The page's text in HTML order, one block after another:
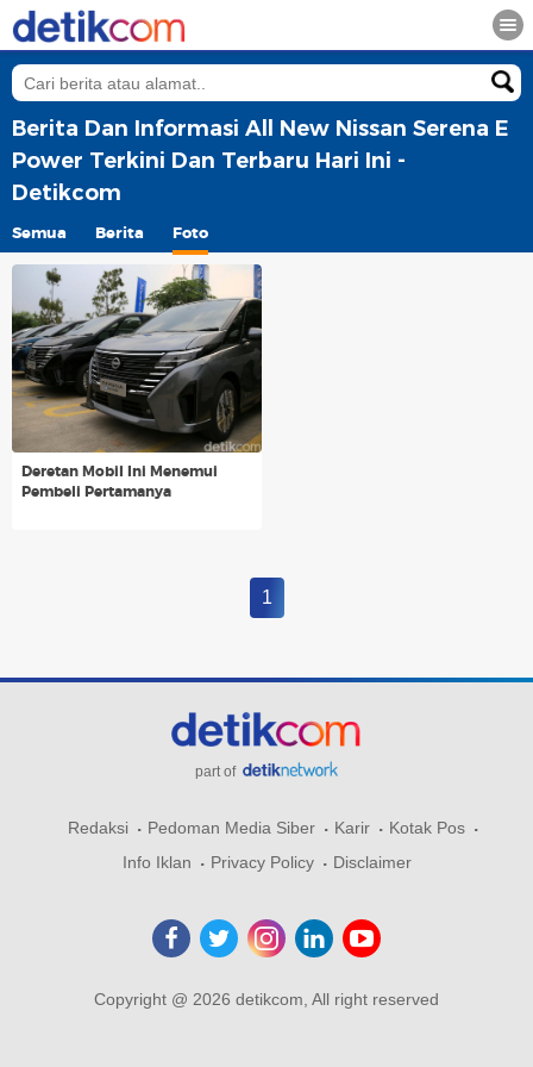
Berita Dan Informasi All New Nissan Serena E
Power Terkini Dan Terbaru Hari Ini -
Detikcom
Semua Berita Foto
Deretan Mobil Ini Menemui
Pembeli Pertamanya
1
part of
Redaksi Pedoman Media Siber Karir
Kotak Pos
Info Iklan
Privacy Policy Disclaimer
Copyright @ 2026 detikcom, All right reserved